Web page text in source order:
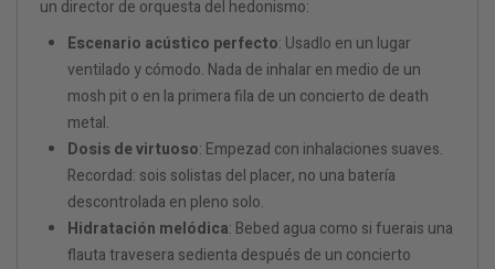
un director de orquesta del hedonismo:
Escenario acústico perfecto: Usadlo en un lugar
ventilado y cómodo. Nada de inhalar en medio de un
mosh pit o en la primera fila de un concierto de death
metal.
Dosis de virtuoso: Empezad con inhalaciones suaves.
Recordad: sois solistas del placer, no una batería
descontrolada en pleno solo.
Hidratación melódica: Bebed agua como si fuerais una
flauta travesera sedienta después de un concierto